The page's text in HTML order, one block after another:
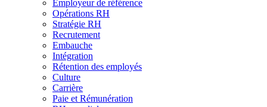
Employeur de référence
Opérations RH
Stratégie RH
Recrutement
Embauche
Intégration
Rétention des employés
Culture
Carrière
Paie et Rémunération